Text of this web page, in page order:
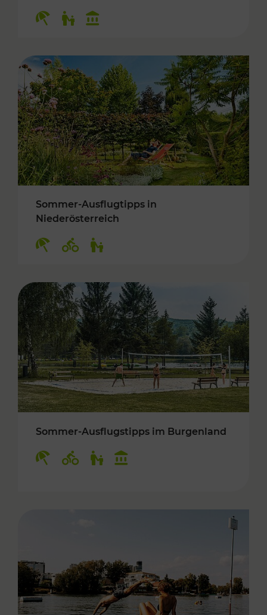
Sommer-Ausflugtipps in
Niederösterreich
Sommer-Ausflugstipps im Burgenland